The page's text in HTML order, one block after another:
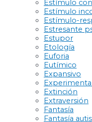
Estímulo
Estímulo
Estímulo-
Estresante
Estupor
Etología
Euforia
Eutímico
Expansivo
Extinción
Extraversión
Fantasía
Fantasía